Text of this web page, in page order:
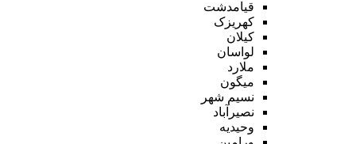
قیامدشت
کهریزک
کیلان
لواسان
ملارد
میگون
نسیم شهر
نصیرآباد
وحیدیه